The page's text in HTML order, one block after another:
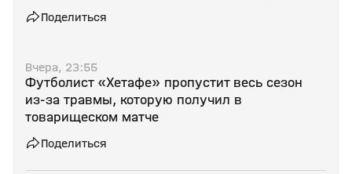
Поделиться
Вчера, 23:55
Футболист «Хетафе» пропустит весь сезон
из‑за травмы, которую получил в
товарищеском матче
Поделиться